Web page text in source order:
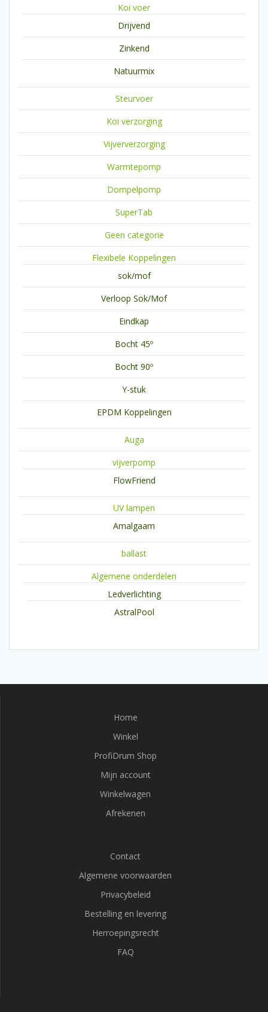
Koi voer
Drijvend
Zinkend
Natuurmix
Steurvoer
Koi verzorging
Vijververzorging
Warmtepomp
Dompelpomp
SuperTab
Geen categorie
Flexibele Koppelingen
sok/mof
Verloop Sok/Mof
Eindkap
Bocht 45º
Bocht 90º
Y-stuk
EPDM Koppelingen
Auga
vijverpomp
FlowFriend
UV lampen
Amalgaam
ballast
Algemene onderdelen
Ledverlichting
AstralPool
Home
Winkel
ProfiDrum Shop
Mijn account
Winkelwagen
Afrekenen
Contact
Algemene voorwaarden
Privacybeleid
Bestelling en levering
Herroepingsrecht
FAQ